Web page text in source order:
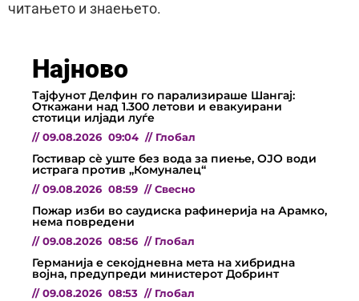
читањето и знаењето.
Најново
Тајфунот Делфин го парализираше Шангај:
Откажани над 1.300 летови и евакуирани
стотици илјади луѓе
// 09.08.2026 09:04 // Глобал
Гостивар сè уште без вода за пиење, ОЈО води
истрага против „Комуналец“
// 09.08.2026 08:59 // Свесно
Пожар изби во саудиска рафинерија на Арамко,
нема повредени
// 09.08.2026 08:56 // Глобал
Германија е секојдневна мета на хибридна
војна, предупреди министерот Добринт
// 09.08.2026 08:53 // Глобал